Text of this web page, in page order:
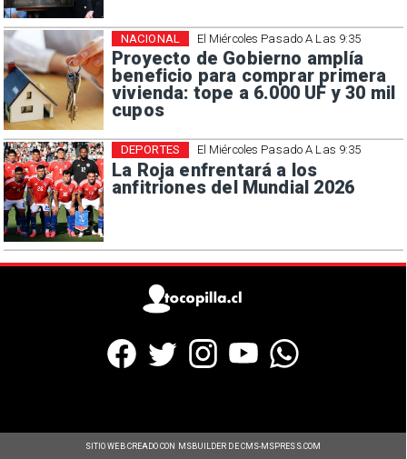
El Miércoles Pasado A Las 9:35
Proyecto de Gobierno amplía
beneficio para comprar primera
vivienda: tope a 6.000 UF y 30 mil
cupos
NACIONAL
El Miércoles Pasado A Las 9:35
La Roja enfrentará a los
anfitriones del Mundial 2026
DEPORTES
SITIO WEB CREADO CON MSBUILDER DE CMS-MSPRESS.COM